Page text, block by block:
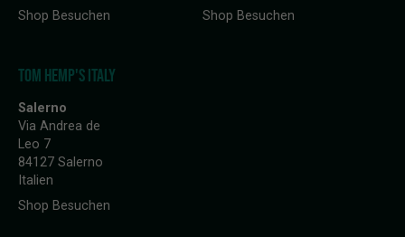
Shop Besuchen
Shop Besuchen
TOM HEMP'S ITALY
Salerno
Via Andrea de
Leo 7
84127 Salerno
Italien
Shop Besuchen